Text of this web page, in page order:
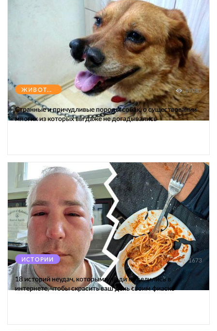
ЖИВОТНЫЕ 47081
Странные и причудливые породы собак, о существовании
многих из которых вы даже не догадывались
ИСТОРИИ 1673
18 историй неудач, которыми люди поделились в
интернете, чтобы скрасить ваш день своим фиаско